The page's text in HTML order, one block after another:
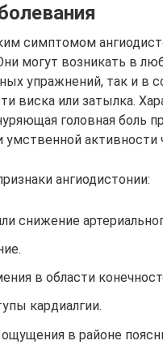
симптомом
могут возникать в
упражнений, так и в
виска или затылка.
головная боль
умственной активности
ангиодистонии:
снижение
в области
кардиалгии.
в районе